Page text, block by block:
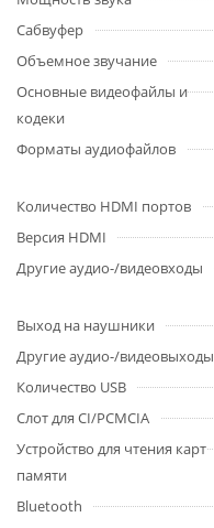
Сабвуфер
Объемное звучание
Основные видеофайлы и
кодеки
Форматы аудиофайлов
Количество HDMI портов
Версия HDMI
Другие аудио-/видеовходы
Выход на наушники
Другие аудио-/видеовыходы
Количество USB
Слот для CI/PCMCIA
Устройство для чтения карт
памяти
Bluetooth